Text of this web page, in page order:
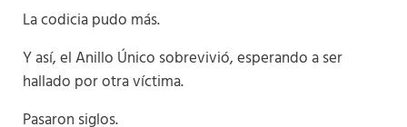
La codicia pudo más.
Y así, el Anillo Único sobrevivió, esperando a ser
hallado por otra víctima.
Pasaron siglos.